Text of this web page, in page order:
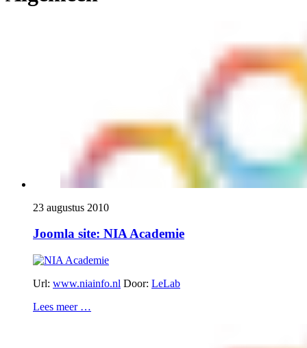
23 augustus 2010
Joomla site: NIA Academie
Url: www.niainfo.nl Door: LeLab
Lees meer …